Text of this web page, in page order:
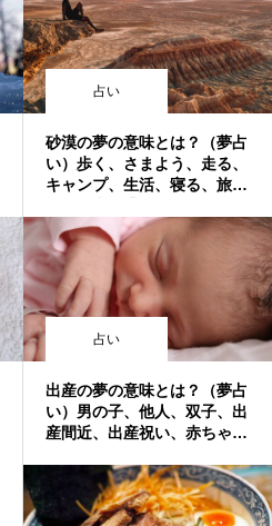
占い
砂漠の夢の意味とは？（夢占
い）歩く、さまよう、走る、
キャンプ、生活、寝る、旅
ぶ、逃げる、見つけるなど
占い
出産の夢の意味とは？（夢占
い）男の子、他人、双子、出
産間近、出産祝い、赤ちゃ